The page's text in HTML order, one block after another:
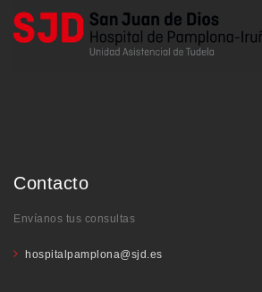
Contacto
Envíanos tus consultas
hospitalpamplona@sjd.es